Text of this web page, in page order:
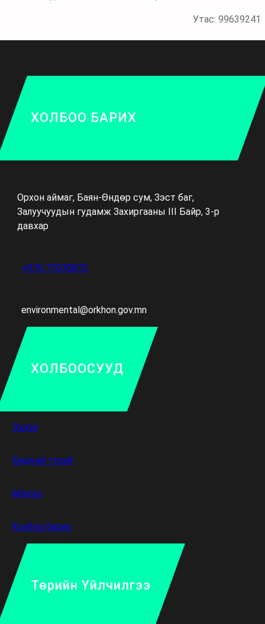
Утас: 99639241
ХОЛБОО БАРИХ
Орхон аймаг, Баян-Өндөр сум, Зэст баг,
Залуучуудын гудамж Захиргааны III Байр, 3-р
давхар
+976 77070872
environmental@orkhon.gov.mn
ХОЛБООСУУД
Эхлэл
Бидний тухай
Мэдээ
Холбоо барих
Төрийн Үйлчилгээ